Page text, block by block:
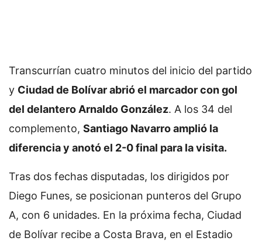
Transcurrían cuatro minutos del inicio del partido
y Ciudad de Bolívar abrió el marcador con gol
del delantero Arnaldo González. A los 34 del
complemento, Santiago Navarro amplió la
diferencia y anotó el 2-0 final para la visita.
Tras dos fechas disputadas, los dirigidos por
Diego Funes, se posicionan punteros del Grupo
A, con 6 unidades. En la próxima fecha, Ciudad
de Bolívar recibe a Costa Brava, en el Estadio